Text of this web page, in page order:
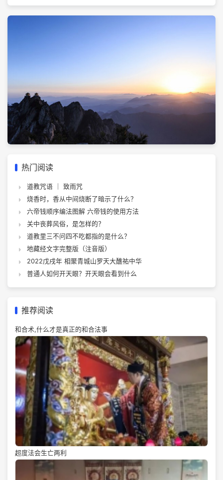
热门阅读
道教咒语 ｜ 致雨咒
烧香时，香从中间烧断了暗示了什么？
六帝钱顺序编法图解 六帝钱的使用方法
关中丧葬风俗，是怎样的？
道教里三不问四不吃都指的是什么？
地藏经文字完整版（注音版）
2022戊戌年 相聚青城山罗天大醮祐中华
普通人如何开天眼？开天眼会看到什么
推荐阅读
和合术,什么才是真正的和合法事
超度法会生亡两利